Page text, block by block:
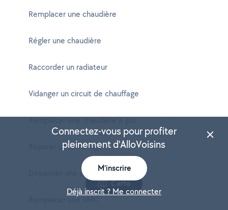
Remplacer une chaudière
Régler une chaudière
Raccorder un radiateur
Vidanger un circuit de chauffage
Remplacer une chaudière à gaz
Réparer un chauffage
Dépanner une climatisation
Remplacer une VMC
Carte
Connectez-vous pour profiter
pleinement d'AlloVoisins
M'inscrire
Déjà inscrit ? Me connecter